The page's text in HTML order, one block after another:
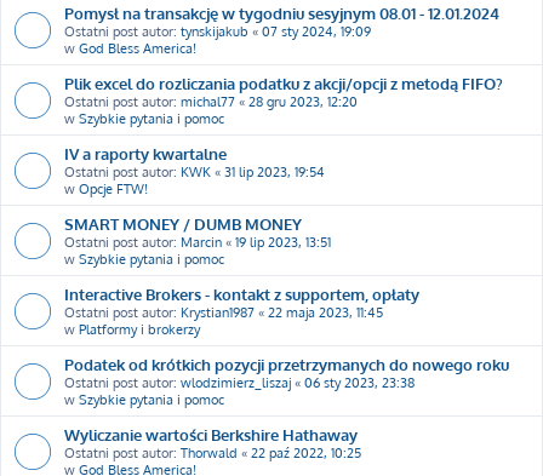
Pomysł na transakcję w tygodniu sesyjnym 08.01 - 12.01.2024
Ostatni post autor: tynskijakub « 07 sty 2024, 19:09
w God Bless America!
Plik excel do rozliczania podatku z akcji/opcji z metodą FIFO?
Ostatni post autor: michal77 « 28 gru 2023, 12:20
w Szybkie pytania i pomoc
IV a raporty kwartalne
Ostatni post autor: KWK « 31 lip 2023, 19:54
w Opcje FTW!
SMART MONEY / DUMB MONEY
Ostatni post autor: Marcin « 19 lip 2023, 13:51
w Szybkie pytania i pomoc
Interactive Brokers - kontakt z supportem, opłaty
Ostatni post autor: Krystian1987 « 22 maja 2023, 11:45
w Platformy i brokerzy
Podatek od krótkich pozycji przetrzymanych do nowego roku
Ostatni post autor: wlodzimierz_liszaj « 06 sty 2023, 23:38
w Szybkie pytania i pomoc
Wyliczanie wartości Berkshire Hathaway
Ostatni post autor: Thorwald « 22 paź 2022, 10:25
w God Bless America!